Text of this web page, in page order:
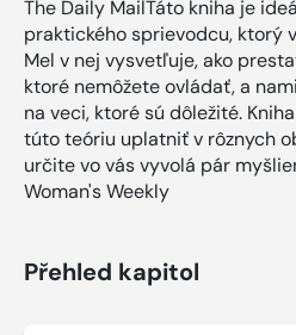
The Daily MailTáto kniha je
praktického sprievodcu, ktorý
Mel v nej vysvetľuje, ako
ktoré nemôžete ovládať, a
na veci, ktoré sú dôležité.
túto teóriu uplatniť v rôznych
určite vo vás vyvolá pár
Woman's Weekly
Přehled kapitol